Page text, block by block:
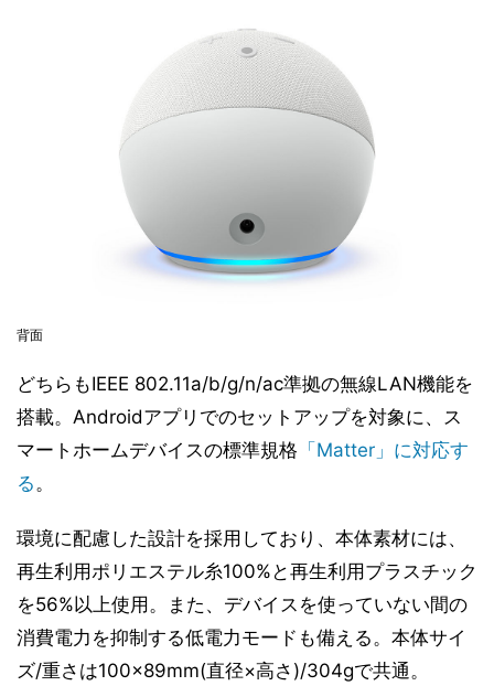
背面
どちらもIEEE 802.11a/b/g/n/ac準拠の無線LAN機能を
搭載。Androidアプリでのセットアップを対象に、ス
マートホームデバイスの標準規格 「Matter」に対応す
る。
環境に配慮した設計を採用しており、本体素材には、
再生利用ポリエステル糸100%と再生利用プラスチック
を56%以上使用。また、デバイスを使っていない間の
消費電力を抑制する低電力モードも備える。本体サイ
ズ/重さは100×89mm(直径×高さ)/304gで共通。